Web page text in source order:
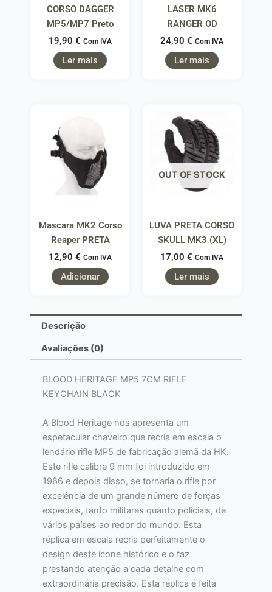
CORSO DAGGER
MP5/MP7 Preto
19,90 € Com IVA
Ler mais
LASER MK6
RANGER OD
24,90 € Com IVA
Ler mais
Mascara MK2 Corso
Reaper PRETA
12,90 € Com IVA
Adicionar
OUT OF STOCK
LUVA PRETA CORSO
SKULL MK3 (XL)
17,00 € Com IVA
Ler mais
Descrição
Avaliações (0)
BLOOD HERITAGE MP5 7CM RIFLE
KEYCHAIN ​​​​BLACK
A Blood Heritage nos apresenta um
espetacular chaveiro que recria em escala o
lendário rifle MP5 de fabricação alemã da HK.
Este rifle calibre 9 mm foi introduzido em
1966 e depois disso, se tornaria o rifle por
excelência de um grande número de forças
especiais, tanto militares quanto policiais, de
vários países ao redor do mundo. Esta
réplica em escala recria perfeitamente o
design deste ícone histórico e o faz
prestando atenção a cada detalhe com
extraordinária precisão. Esta réplica é feita